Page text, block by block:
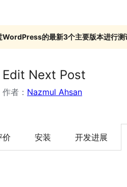
WordPress的最新3个主要版本进行测
Edit Next Post
作者： Nazmul Ahsan
价 安装 开发进展